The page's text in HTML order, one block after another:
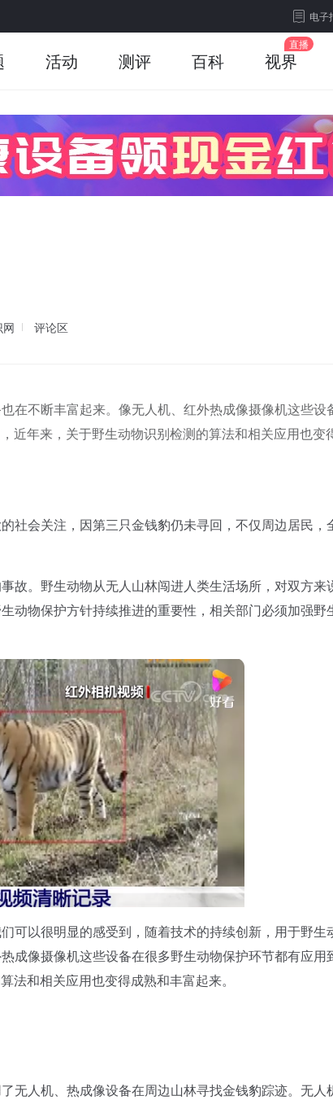
电子
活动 测评 百科 视界
评论区
在不断丰富起来。像无人机、红外热成像摄像机这些设
近年来，关于野生动物识别检测的算法和相关应用也变
会关注，因第三只金钱豹仍未寻回，不仅周边居民，
。野生动物从无人山林闯进人类生活场所，对双方来
动物保护方针持续推进的重要性，相关部门必须加强野
以很明显的感受到，随着技术的持续创新，用于野生
像摄像机这些设备在很多野生动物保护环节都有应用
法和相关应用也变得成熟和丰富起来。
人机、热成像设备在周边山林寻找金钱豹踪迹。无人